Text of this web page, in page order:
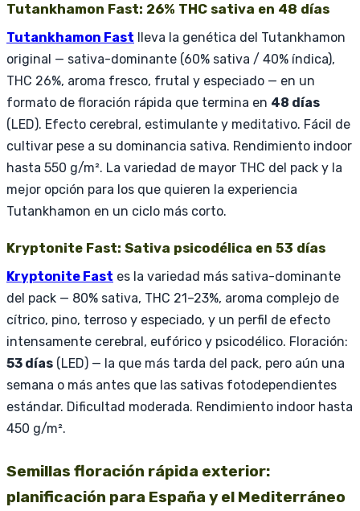
Tutankhamon Fast: 26% THC sativa en 48 días
Tutankhamon Fast lleva la genética del Tutankhamon
original — sativa-dominante (60% sativa / 40% índica),
THC 26%, aroma fresco, frutal y especiado — en un
formato de floración rápida que termina en 48 días
(LED). Efecto cerebral, estimulante y meditativo. Fácil de
cultivar pese a su dominancia sativa. Rendimiento indoor
hasta 550 g/m². La variedad de mayor THC del pack y la
mejor opción para los que quieren la experiencia
Tutankhamon en un ciclo más corto.
Kryptonite Fast: Sativa psicodélica en 53 días
Kryptonite Fast es la variedad más sativa-dominante
del pack — 80% sativa, THC 21–23%, aroma complejo de
cítrico, pino, terroso y especiado, y un perfil de efecto
intensamente cerebral, eufórico y psicodélico. Floración:
53 días (LED) — la que más tarda del pack, pero aún una
semana o más antes que las sativas fotodependientes
estándar. Dificultad moderada. Rendimiento indoor hasta
450 g/m².
Semillas floración rápida exterior:
planificación para España y el Mediterráneo